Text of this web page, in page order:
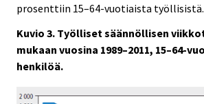
prosenttiin 15–64-vuotiaista työllisistä.
Kuvio 3. Työlliset säännöllisen
mukaan vuosina 1989–2011, 15–64-
henkilöä.